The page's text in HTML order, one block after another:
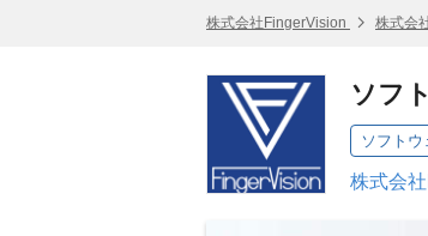
株式会社FingerVision 株式会
ソフ
ソフト
株式会